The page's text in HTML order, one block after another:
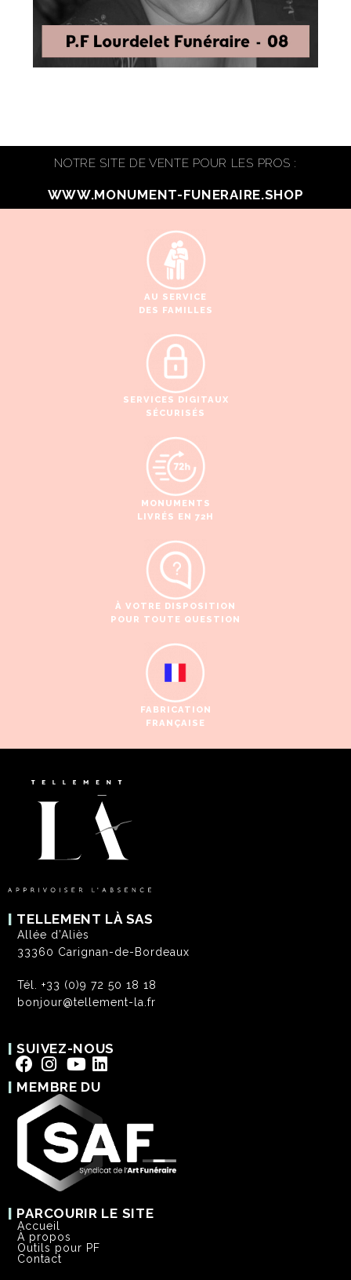
NOTRE SITE DE VENTE POUR LES PROS :
WWW.MONUMENT-FUNERAIRE.SHOP
AU SERVICE
DES FAMILLES
SERVICES DIGITAUX
SÉCURISÉS
MONUMENTS
LIVRÉS EN 72H
À VOTRE DISPOSITION
POUR TOUTE QUESTION
FABRICATION
FRANÇAISE
TELLEMENT LÀ SAS
Allée d’Aliès
33360 Carignan-de-Bordeaux
Tél. +33 (0)9 72 50 18 18
bonjour@tellement-la.fr
SUIVEZ-NOUS
MEMBRE DU
PARCOURIR LE SITE
Accueil
À propos
Outils pour PF
Contact